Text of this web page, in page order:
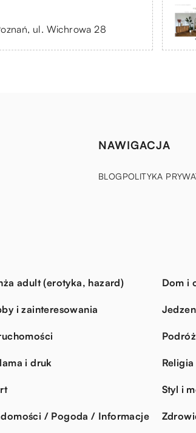
ul. Wichrowa 28
NAWIGACJA
BLOGPOLITYKA
adult (erotyka, hazard) Dom i
i zainteresowania
i druk
Styl i
/ Pogoda / Informacje